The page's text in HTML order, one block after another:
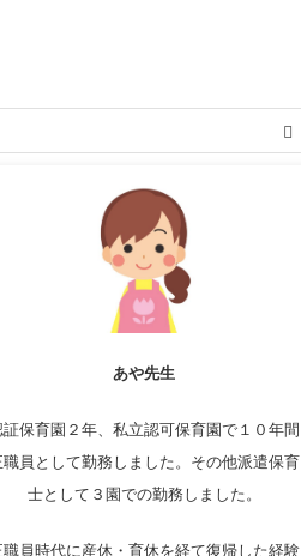
あや先生
証保育園２年、私立認可保育園で１０年間
職員として勤務しました。その他派遣保育
士として３園での勤務しました。
職員時代に産休・育休を経て復帰した経験